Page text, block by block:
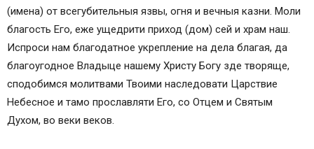
(имена) от всегубительныя язвы, огня и вечныя казни. Моли
благость Его, еже ущедрити приход (дом) сей и храм наш.
Испроси нам благодатное укрепление на дела благая, да
благоугодное Владыце нашему Христу Богу зде творяще,
сподобимся молитвами Твоими наследовати Царствие
Небесное и тамо прославляти Его, со Отцем и Святым
Духом, во веки веков.